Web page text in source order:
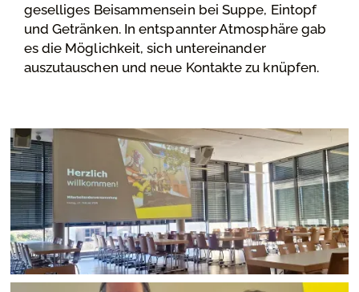
geselliges Beisammensein bei Suppe, Eintopf
und Getränken. In entspannter Atmosphäre gab
es die Möglichkeit, sich untereinander
auszutauschen und neue Kontakte zu knüpfen.